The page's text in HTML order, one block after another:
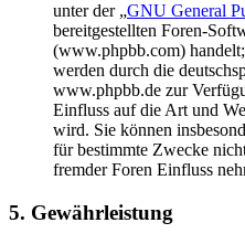
unter der „GNU General
bereitgestellten Foren-
(www.phpbb.com)
werden durch die
www.phpbb.de zur
Einfluss auf die Art und
wird. Sie können
für bestimmte Zwecke
fremder Foren Einfluss
5. Gewährleistung